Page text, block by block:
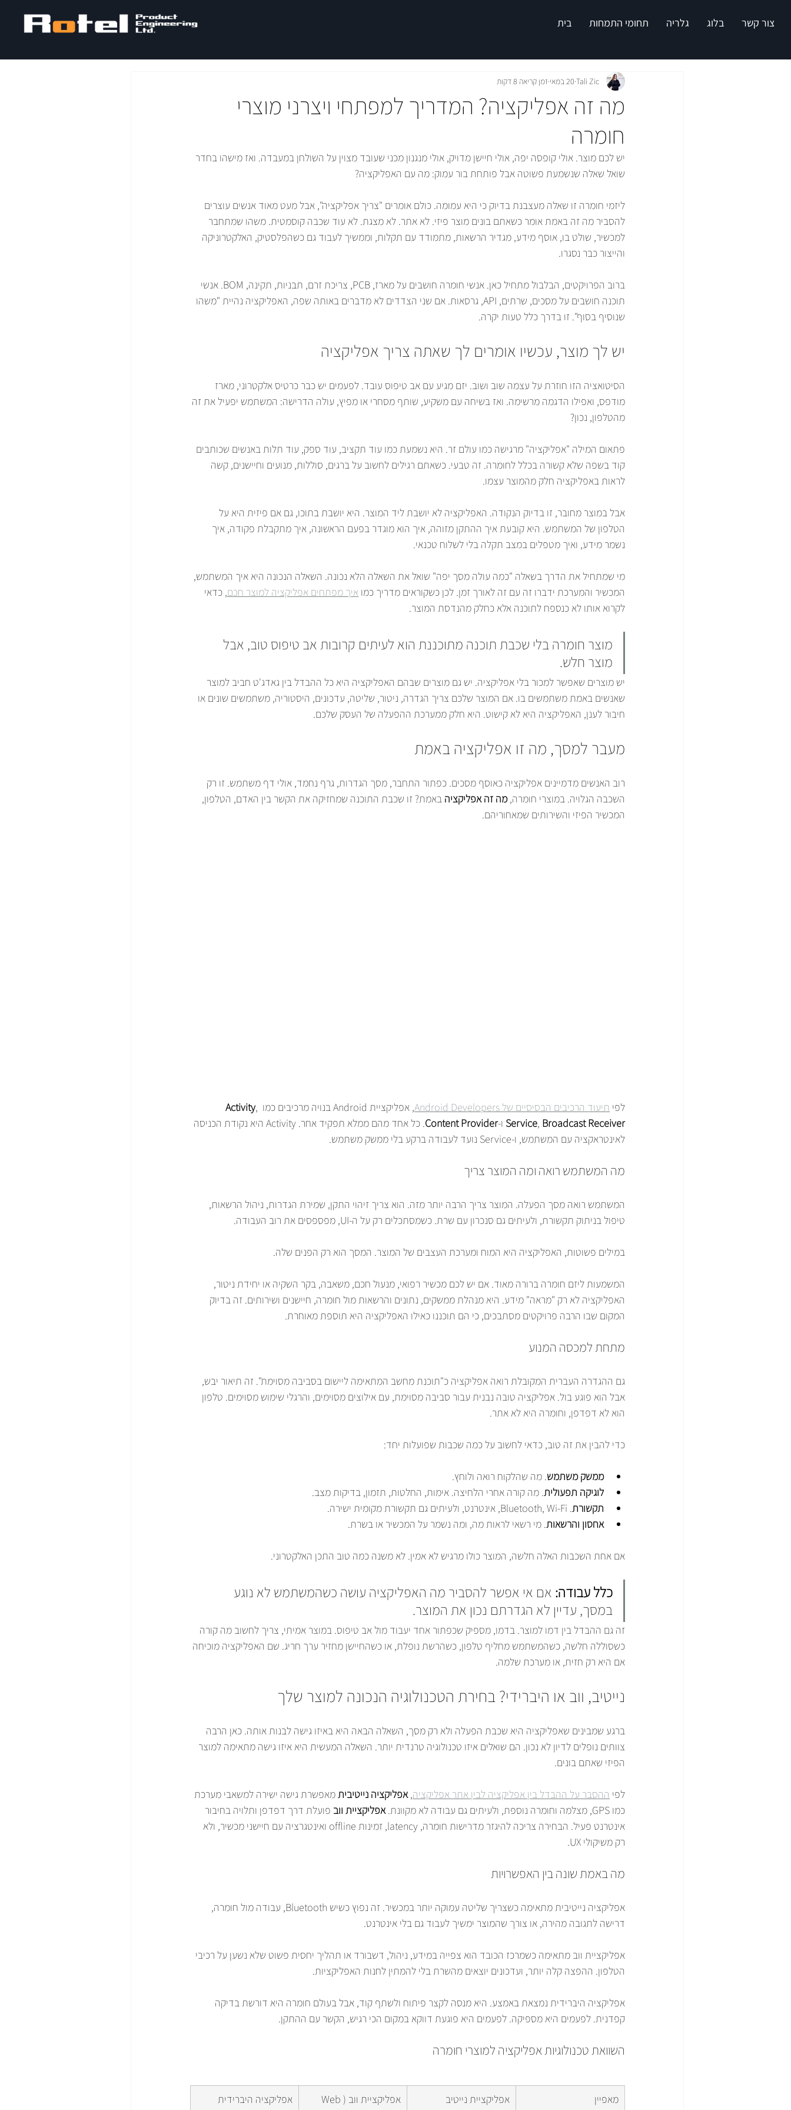
צור קשר בלוג גלריה תחומי התמחות בית
מה זה אפליקציה? המדריך למפתחי ויצרני מוצרי
חומרה
Tali Zic 20 במאי זמן קריאה 8 דקות
יש לכם מוצר. אולי קופסה יפה, אולי חיישן מדויק, אולי מנגנון מכני שעובד מצוין על השולחן במעבדה. ואז מישהו בחדר
שואל שאלה שנשמעת פשוטה אבל פותחת בור עמוק: מה עם האפליקציה?
ליזמי חומרה זו שאלה מעצבנת בדיוק כי היא עמומה. כולם אומרים "צריך אפליקציה", אבל מעט מאוד אנשים עוצרים
להסביר מה זה באמת אומר כשאתם בונים מוצר פיזי. לא אתר. לא מצגת. לא עוד שכבה קוסמטית. משהו שמתחבר
למכשיר, שולט בו, אוסף מידע, מגדיר הרשאות, מתמודד עם תקלות, וממשיך לעבוד גם כשהפלסטיק, האלקטרוניקה
והייצור כבר נסגרו.
ברוב הפרויקטים, הבלבול מתחיל כאן. אנשי חומרה חושבים על מארז, PCB, צריכת זרם, תבניות, תקינה, BOM. אנשי
תוכנה חושבים על מסכים, שרתים, API, גרסאות. אם שני הצדדים לא מדברים באותה שפה, האפליקציה נהיית "משהו
שנוסיף בסוף". זו בדרך כלל טעות יקרה.
יש לך מוצר, עכשיו אומרים לך שאתה צריך אפליקציה
הסיטואציה הזו חוזרת על עצמה שוב ושוב. יזם מגיע עם אב טיפוס עובד. לפעמים יש כבר כרטיס אלקטרוני, מארז
מודפס, ואפילו הדגמה מרשימה. ואז בשיחה עם משקיע, שותף מסחרי או מפיץ, עולה הדרישה: המשתמש יפעיל את זה
מהטלפון, נכון?
פתאום המילה "אפליקציה" מרגישה כמו עולם זר. היא נשמעת כמו עוד תקציב, עוד ספק, עוד תלות באנשים שכותבים
קוד בשפה שלא קשורה בכלל לחומרה. זה טבעי. כשאתם רגילים לחשוב על ברגים, סוללות, מנועים וחיישנים, קשה
לראות באפליקציה חלק מהמוצר עצמו.
אבל במוצר מחובר, זו בדיוק הנקודה. האפליקציה לא יושבת ליד המוצר. היא יושבת בתוכו, גם אם פיזית היא על
הטלפון של המשתמש. היא קובעת איך ההתקן מזוהה, איך הוא מוגדר בפעם הראשונה, איך מתקבלת פקודה, איך
נשמר מידע, ואיך מטפלים במצב תקלה בלי לשלוח טכנאי.
מי שמתחיל את הדרך בשאלה "כמה עולה מסך יפה" שואל את השאלה הלא נכונה. השאלה הנכונה היא איך המשתמש,
המכשיר והמערכת ידברו זה עם זה לאורך זמן. לכן כשקוראים מדריך כמו איך מפתחים אפליקציה למוצר חכם, כדאי
לקרוא אותו לא כנספח לתוכנה אלא כחלק מהנדסת המוצר.
מוצר חומרה בלי שכבת תוכנה מתוכננת הוא לעיתים קרובות אב טיפוס טוב, אבל
מוצר חלש.
יש מוצרים שאפשר למכור בלי אפליקציה. יש גם מוצרים שבהם האפליקציה היא כל ההבדל בין גאדג'ט חביב למוצר
שאנשים באמת משתמשים בו. אם המוצר שלכם צריך הגדרה, ניטור, שליטה, עדכונים, היסטוריה, משתמשים שונים או
חיבור לענן, האפליקציה היא לא קישוט. היא חלק ממערכת ההפעלה של העסק שלכם.
מעבר למסך, מה זו אפליקציה באמת
רוב האנשים מדמיינים אפליקציה כאוסף מסכים. כפתור התחבר, מסך הגדרות, גרף נחמד, אולי דף משתמש. זו רק
השכבה הגלויה. במוצרי חומרה, מה זה אפליקציה באמת? זו שכבת התוכנה שמחזיקה את הקשר בין האדם, הטלפון,
המכשיר הפיזי והשירותים שמאחוריהם.
לפי תיעוד הרכיבים הבסיסיים של Android Developers , אפליקציית Android בנויה מרכיבים כמו Activity,
Service, Broadcast Receiver ו-Content Provider
. כל אחד מהם ממלא תפקיד אחר. Activity היא נקודת הכניסה
לאינטראקציה עם המשתמש, ו-Service נועד לעבודה ברקע בלי ממשק משתמש.
מה המשתמש רואה ומה המוצר צריך
המשתמש רואה מסך הפעלה. המוצר צריך הרבה יותר מזה. הוא צריך זיהוי התקן, שמירת הגדרות, ניהול הרשאות,
טיפול בניתוק תקשורת, ולעיתים גם סנכרון עם שרת. כשמסתכלים רק על ה-UI, מפספסים את רוב העבודה.
במילים פשוטות, האפליקציה היא המוח ומערכת העצבים של המוצר. המסך הוא רק הפנים שלה.
המשמעות ליזם חומרה ברורה מאוד. אם יש לכם מכשיר רפואי, מנעול חכם, משאבה, בקר השקיה או יחידת ניטור,
האפליקציה לא רק "מראה" מידע. היא מנהלת ממשקים, נתונים והרשאות מול חומרה, חיישנים ושירותים. זה בדיוק
המקום שבו הרבה פרויקטים מסתבכים, כי הם תוכננו כאילו האפליקציה היא תוספת מאוחרת.
מתחת למכסה המנוע
גם ההגדרה העברית המקובלת רואה אפליקציה כ"תוכנת מחשב המתאימה ליישום בסביבה מסוימת". זה תיאור יבש,
אבל הוא פוגע בול. אפליקציה טובה נבנית עבור סביבה מסוימת, עם אילוצים מסוימים, והרגלי שימוש מסוימים. טלפון
הוא לא דפדפן, וחומרה היא לא אתר.
כדי להבין את זה טוב, כדאי לחשוב על כמה שכבות שפועלות יחד:
ממשק משתמש. מה שהלקוח רואה ולוחץ.
לוגיקה תפעולית. מה קורה אחרי הלחיצה. אימות, החלטות, תזמון, בדיקות מצב.
תקשורת. Bluetooth, Wi-Fi, אינטרנט, ולעיתים גם תקשורת מקומית ישירה.
אחסון והרשאות. מי רשאי לראות מה, ומה נשמר על המכשיר או בשרת.
אם אחת השכבות האלה חלשה, המוצר כולו מרגיש לא אמין. לא משנה כמה טוב התכן האלקטרוני.
כלל עבודה: אם אי אפשר להסביר מה האפליקציה עושה כשהמשתמש לא נוגע
במסך, עדיין לא הגדרתם נכון את המוצר.
זה גם ההבדל בין דמו למוצר. בדמו, מספיק שכפתור אחד יעבוד מול אב טיפוס. במוצר אמיתי, צריך לחשוב מה קורה
כשסוללה חלשה, כשהמשתמש מחליף טלפון, כשהרשת נופלת, או כשהחיישן מחזיר ערך חריג. שם האפליקציה מוכיחה
אם היא רק חזית, או מערכת שלמה.
נייטיב, ווב או היברידי? בחירת הטכנולוגיה הנכונה למוצר שלך
ברגע שמבינים שאפליקציה היא שכבת הפעלה ולא רק מסך, השאלה הבאה היא באיזו גישה לבנות אותה. כאן הרבה
צוותים נופלים לדיון לא נכון. הם שואלים איזו טכנולוגיה טרנדית יותר. השאלה המעשית היא איזו גישה מתאימה למוצר
הפיזי שאתם בונים.
לפי ההסבר על ההבדל בין אפליקציה לבין אתר אפליקציה, אפליקציה נייטיבית מאפשרת גישה ישירה למשאבי מערכת
כמו GPS, מצלמה וחומרה נוספת, ולעיתים גם עבודה לא מקוונת.
אפליקציית ווב פועלת דרך דפדפן ותלויה בחיבור
אינטרנט פעיל. הבחירה צריכה להיגזר מדרישות חומרה, latency, זמינות offline ואינטגרציה עם חיישני מכשיר, ולא
רק משיקולי UX.
מה באמת שונה בין האפשרויות
אפליקציה נייטיבית מתאימה כשצריך שליטה עמוקה יותר במכשיר. זה נפוץ כשיש Bluetooth, עבודה מול חומרה,
דרישה לתגובה מהירה, או צורך שהמוצר ימשיך לעבוד גם בלי אינטרנט.
אפליקציית ווב מתאימה כשמרכז הכובד הוא צפייה במידע, ניהול, דשבורד או תהליך יחסית פשוט שלא נשען על רכיבי
הטלפון. ההפצה קלה יותר, ועדכונים יוצאים מהשרת בלי להמתין לחנות האפליקציות.
אפליקציה היברידית נמצאת באמצע. היא מנסה לקצר פיתוח ולשתף קוד, אבל בעולם חומרה היא דורשת בדיקה
קפדנית. לפעמים היא מספיקה. לפעמים היא פוגעת דווקא במקום הכי רגיש, הקשר עם ההתקן.
השוואת טכנולוגיות אפליקציה למוצרי חומרה
מאפיין
אפליקציית נייטיב
אפליקציית ווב (Web
אפליקציה היברידית